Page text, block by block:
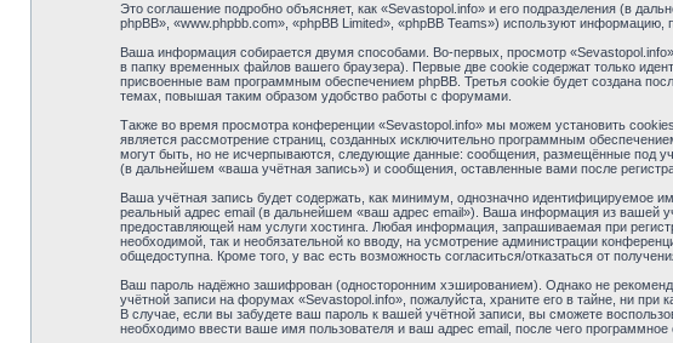
Это соглашение подробно объясняет, как «Sevastopol.info» и его подразделения (в
phpBB», «www.phpbb.com», «phpBB Limited», «phpBB Teams») используют
Ваша информация собирается двумя способами. Во-первых, просмотр
в папку временных файлов вашего браузера). Первые две cookie содержат только
присвоенные вам программным обеспечением phpBB. Третья cookie будет создана
темах, повышая таким образом удобство работы с форумами.
Также во время просмотра конференции «Sevastopol.info» мы можем установить
является рассмотрение страниц, созданных исключительно программным
могут быть, но не исчерпываются, следующие данные: сообщения, размещённые под
(в дальнейшем «ваша учётная запись») и сообщения, оставленные вами после
Ваша учётная запись будет содержать, как минимум, однозначно идентифицируемое
реальный адрес email (в дальнейшем «ваш адрес email»). Ваша информация из вашей
предоставляющей нам услуги хостинга. Любая информация, запрашиваемая при
необходимой, так и необязательной ко вводу, на усмотрение администрации
общедоступна. Кроме того, у вас есть возможность согласиться/отказаться от
Ваш пароль надёжно зашифрован (односторонним хэшированием). Однако не
учётной записи на форумах «Sevastopol.info», пожалуйста, храните его в тайне, ни при
В случае, если вы забудете ваш пароль к вашей учётной записи, вы сможете
необходимо ввести ваше имя пользователя и ваш адрес email, после чего